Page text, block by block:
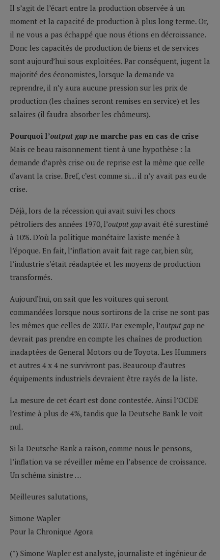
Il s’agit de l’écart entre la production observée à un
moment et la capacité de production à plus long terme. Or,
il ne vous a pas échappé que nous étions en décroissance.
Donc les capacités de production de biens et de services
sont aujourd’hui sous exploitées. Par conséquent, jugent la
majorité des économistes, lorsque la demande va
reprendre, il n’y aura aucune pression sur les prix de
production (les chaînes seront remises en service) et les
salaires (il faudra absorber les chômeurs).
Pourquoi l’output gap ne marche pas en cas de crise
Mais ce beau raisonnement tient à une hypothèse : la
demande d’après crise ou de reprise est la même que celle
d’avant la crise. Bref, c’est comme si… il n’y avait pas eu de
crise.
Déjà, lors de la récession qui avait suivi les chocs
pétroliers des années 1970, l’output gap avait été surestimé
à 10%. D’où la politique monétaire laxiste menée à
l’époque. En fait, l’inflation avait fait rage car, bien sûr,
l’industrie s’était réadaptée et les moyens de production
transformés.
Aujourd’hui, on sait que les voitures qui seront
commandées lorsque nous sortirons de la crise ne sont pas
les mêmes que celles de 2007. Par exemple, l’output gap ne
devrait pas prendre en compte les chaînes de production
inadaptées de General Motors ou de Toyota. Les Hummers
et autres 4 x 4 ne survivront pas. Beaucoup d’autres
équipements industriels devraient être rayés de la liste.
La mesure de cet écart est donc contestée. Ainsi l’OCDE
l’estime à plus de 4%, tandis que la Deutsche Bank le voit
nul.
Si la Deutsche Bank a raison, comme nous le pensons,
l’inflation va se réveiller même en l’absence de croissance.
Un schéma sinistre …
Meilleures salutations,
Simone Wapler
Pour la Chronique Agora
(*) Simone Wapler est analyste, journaliste et ingénieur de